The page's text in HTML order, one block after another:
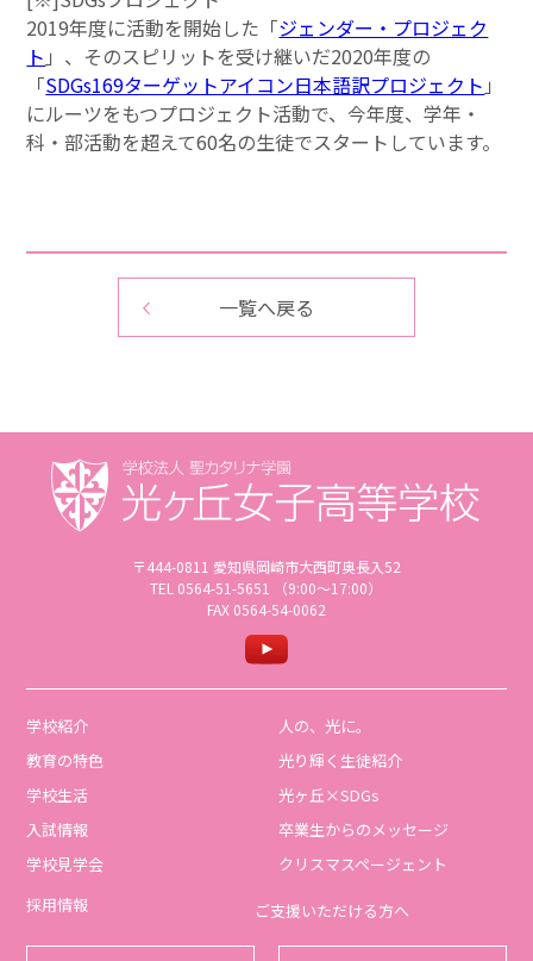
2019年度に活動を開始した「ジェンダー・プロジェク
ト 」、そのスピリットを受け継いだ2020年度の
「SDGs169ターゲットアイコン日本語訳プロジェクト 」
にルーツをもつプロジェクト活動で、今年度、学年・
科・部活動を超えて60名の生徒でスタートしています。
一覧へ戻る
〒444-0811 愛知県岡崎市大西町奥長入52
TEL 0564-51-5651 （9:00〜17:00）
FAX 0564-54-0062
学校紹介
教育の特色
学校生活
入試情報
学校見学会
人の、光に。
光り輝く生徒紹介
光ヶ丘×SDGs
卒業生からのメッセージ
クリスマスページェント
採用情報
ご支援いただける方へ